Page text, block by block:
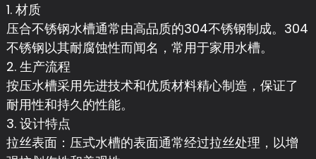
1. 材质
压合不锈钢水槽通常由高品质的304不锈钢制成。304
不锈钢以其耐腐蚀性而闻名，常用于家用水槽。
2. 生产流程
按压水槽采用先进技术和优质材料精心制造，保证了
耐用性和持久的性能。
3. 设计特点
拉丝表面：压式水槽的表面通常经过拉丝处理，以增